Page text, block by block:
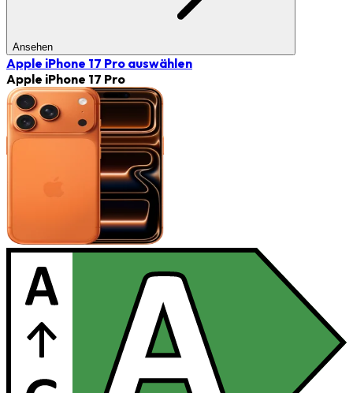
Ansehen
Apple iPhone 17 Pro auswählen
Apple iPhone 17 Pro